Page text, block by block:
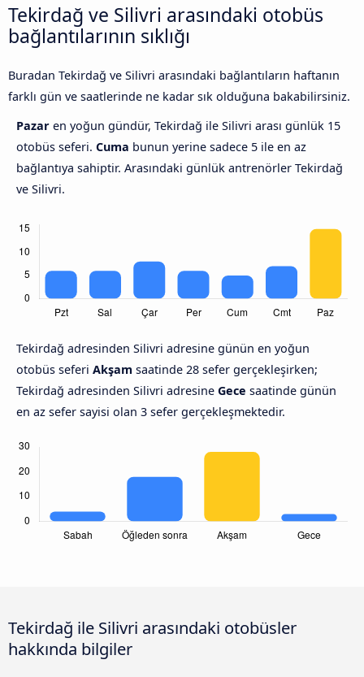
Tekirdağ ve Silivri arasındaki otobüs
bağlantılarının sıklığı
Buradan Tekirdağ ve Silivri arasındaki bağlantıların haftanın
farklı gün ve saatlerinde ne kadar sık olduğuna bakabilirsiniz.
Pazar en yoğun gündür, Tekirdağ ile Silivri arası günlük 15
otobüs seferi. Cuma bunun yerine sadece 5 ile en az
bağlantıya sahiptir. Arasındaki günlük antrenörler Tekirdağ
ve Silivri.
Tekirdağ adresinden Silivri adresine günün en yoğun
otobüs seferi Akşam saatinde 28 sefer gerçekleşirken;
Tekirdağ adresinden Silivri adresine Gece saatinde günün
en az sefer sayisi olan 3 sefer gerçekleşmektedir.
Tekirdağ ile Silivri arasındaki otobüsler
hakkında bilgiler